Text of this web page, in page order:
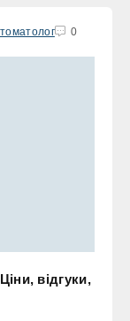
0
відгуки,